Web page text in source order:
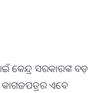
କେନ୍ଦ୍ର ସରକାରଙ୍କ ବଡ଼
କାଗଜପତ୍ରର ଏବେ